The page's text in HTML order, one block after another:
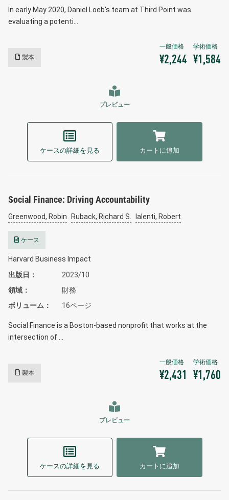
In early May 2020, Daniel Loeb's team at Third Point was
evaluating a potenti…
製本 ¥2,244 ¥1,584
プレビュー
ケースの詳細を見る カートに追加
Social Finance: Driving Accountability
Greenwood, Robin Ruback, Richard S. Ialenti, Robert
ケース
Harvard Business Impact
出版日
2023/10
領域
財務
ボリューム
16ページ
Social Finance is a Boston-based nonprofit that works at the
intersection of …
製本 ¥2,431 ¥1,760
プレビュー
ケースの詳細を見る カートに追加